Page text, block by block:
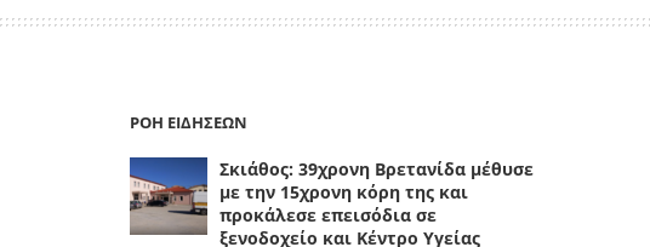
ΡΟΗ ΕΙΔΗΣΕΩΝ
Σκιάθος: 39χρονη Βρετανίδα μέθυσε
με την 15χρονη κόρη της και
προκάλεσε επεισόδια σε
ξενοδοχείο και Κέντρο Υγείας